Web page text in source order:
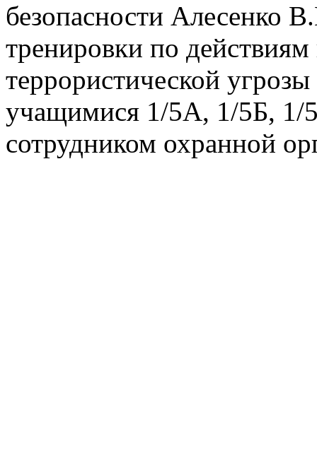
безопасности Алесенко
тренировки по
террористической
учащимися 1/5А, 1/5Б, 1/
сотрудником охранной